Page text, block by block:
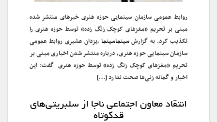
روابط عمومی سازمان سینمایی حوزه هنری خبر‌های منتشر شده
مبنی بر تحریم «مغز‌های کوچک زنگ زده» توسط حوزه هنری را
تکذیب کرد. به گزارشسینماسینما ،یزدان عشیری روابط عمومی
سازمان سینمایی حوزه هنری، درباره منتشر شدن اخباری مبنی بر
تحریم «مغز‌های کوچک زنگ زده» توسط حوزه هنری گفت: این
اخبار و گمانه زنی‌ها صحت ندارد […]
انتقاد معاون اجتماعی ناجا از سلبریتی‌های
قدکوتاه